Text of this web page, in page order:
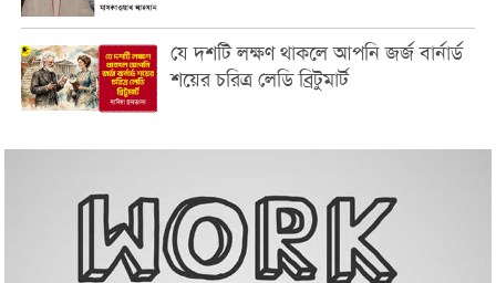
যে দশটি লক্ষণ থাকলে আপনি জর্জ বার্নার্ড
শয়ের চরিত্র লেডি ব্রিটুমার্ট